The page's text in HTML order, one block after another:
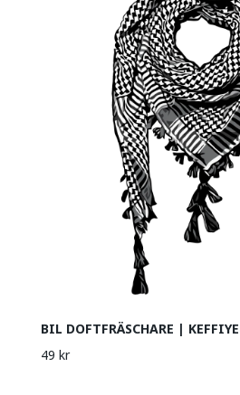
BIL DOFTFRÄSCHARE |
49 kr